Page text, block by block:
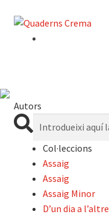
Autors
Notícies
L’editorial
Foreign rights
Autors
Col·leccions
Assaig
Assaig
Assaig Minor
D’un dia a l’altre